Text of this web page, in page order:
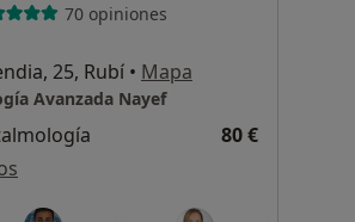
70 opiniones
25, Rubí • Mapa
Avanzada Nayef
80 €